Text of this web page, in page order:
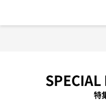
SPECIAL
特